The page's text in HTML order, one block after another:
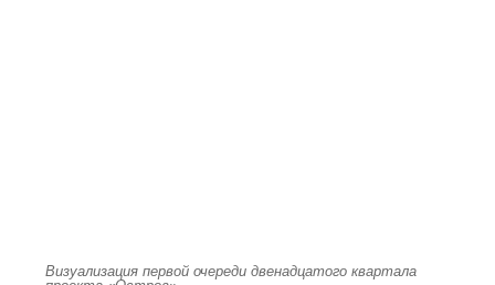
Визуализация первой очереди двенадцатого квартала